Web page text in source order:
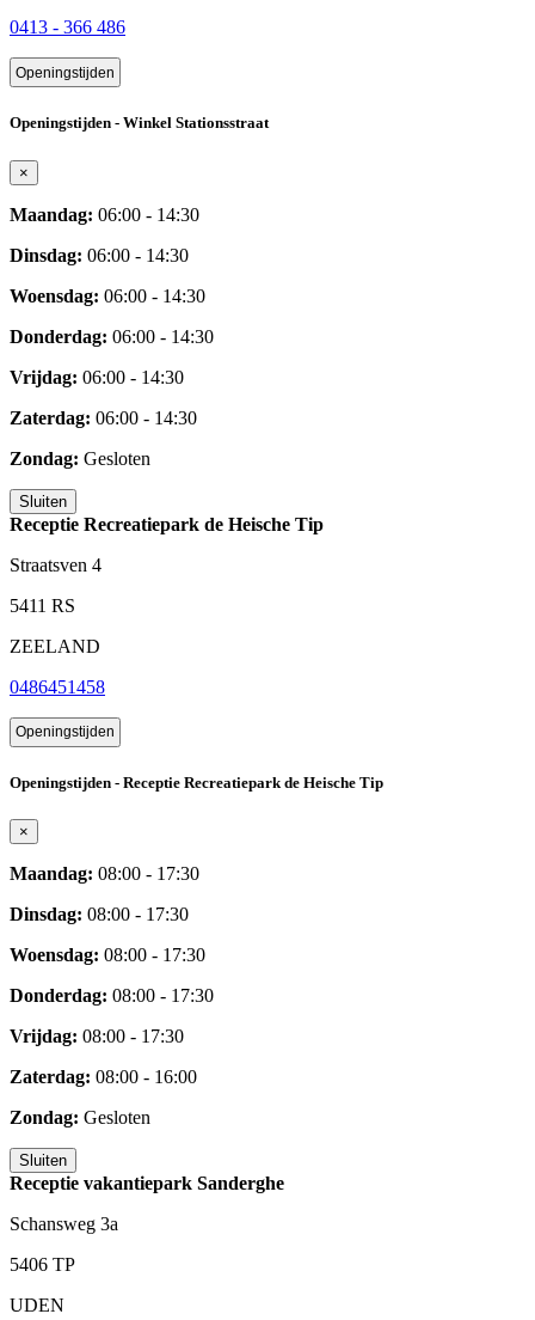
0413 - 366 486
Openingstijden
Openingstijden - Winkel Stationsstraat
×
Maandag: 06:00 - 14:30
Dinsdag: 06:00 - 14:30
Woensdag: 06:00 - 14:30
Donderdag: 06:00 - 14:30
Vrijdag: 06:00 - 14:30
Zaterdag: 06:00 - 14:30
Zondag: Gesloten
Sluiten
Receptie Recreatiepark de Heische Tip
Straatsven 4
5411 RS
ZEELAND
0486451458
Openingstijden
Openingstijden - Receptie Recreatiepark de Heische Tip
×
Maandag: 08:00 - 17:30
Dinsdag: 08:00 - 17:30
Woensdag: 08:00 - 17:30
Donderdag: 08:00 - 17:30
Vrijdag: 08:00 - 17:30
Zaterdag: 08:00 - 16:00
Zondag: Gesloten
Sluiten
Receptie vakantiepark Sanderghe
Schansweg 3a
5406 TP
UDEN